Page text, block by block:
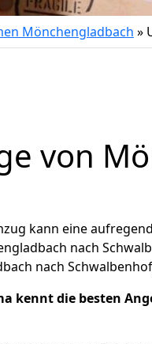
Mönchengladbach »
von
kann eine
nach
nach
kennt die besten